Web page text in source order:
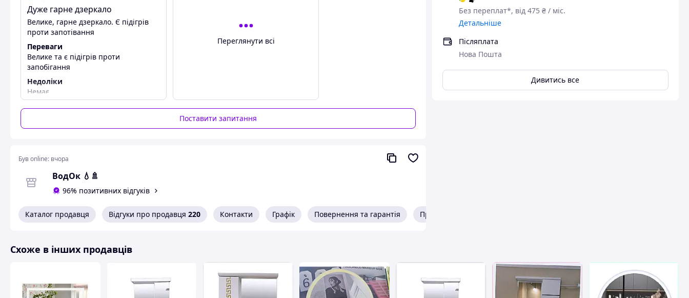
Без переплат*, від 475 ₴ / міс.
Детальніше
Післяплата
Нова Пошта
Дивитись все
Матеріал виготовлення
Фасади
Дуже гарне дзеркало
Велике, гарне дзеркало. Є підігрів
проти запотівання
Переваги
Велике та є підігрів проти
запобігання
Недоліки
Немає
Переглянути всі
Поставити запитання
Був online: вчора
ВодОк 💧🚿
96% позитивних відгуків
Каталог продавця Відгуки про продавця 220 Контакти Графік Повернення та гарантія Про продавця
Схоже в інших продавців